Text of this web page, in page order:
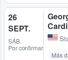
26
SEPT.
SÁB.
Por confirmar
Más